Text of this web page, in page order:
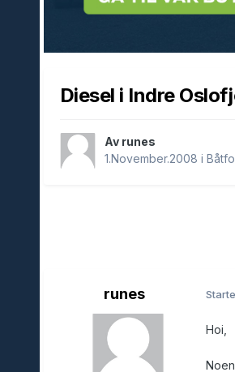
Diesel i Indre
Av runes
1.November.2008 i
runes
Hoi,